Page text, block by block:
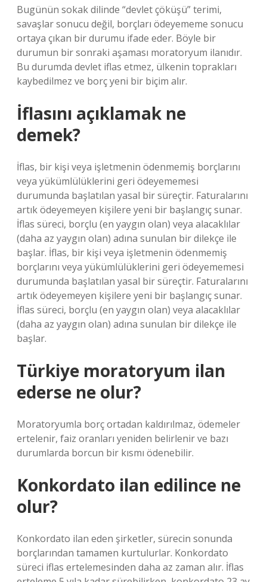
Bugünün sokak dilinde “devlet çöküşü” terimi,
savaşlar sonucu değil, borçları ödeyememe sonucu
ortaya çıkan bir durumu ifade eder. Böyle bir
durumun bir sonraki aşaması moratoryum ilanıdır.
Bu durumda devlet iflas etmez, ülkenin toprakları
kaybedilmez ve borç yeni bir biçim alır.
İflasını açıklamak ne
demek?
İflas, bir kişi veya işletmenin ödenmemiş borçlarını
veya yükümlülüklerini geri ödeyememesi
durumunda başlatılan yasal bir süreçtir. Faturalarını
artık ödeyemeyen kişilere yeni bir başlangıç ​​sunar.
İflas süreci, borçlu (en yaygın olan) veya alacaklılar
(daha az yaygın olan) adına sunulan bir dilekçe ile
başlar. İflas, bir kişi veya işletmenin ödenmemiş
borçlarını veya yükümlülüklerini geri ödeyememesi
durumunda başlatılan yasal bir süreçtir. Faturalarını
artık ödeyemeyen kişilere yeni bir başlangıç ​​sunar.
İflas süreci, borçlu (en yaygın olan) veya alacaklılar
(daha az yaygın olan) adına sunulan bir dilekçe ile
başlar.
Türkiye moratoryum ilan
ederse ne olur?
Moratoryumla borç ortadan kaldırılmaz, ödemeler
ertelenir, faiz oranları yeniden belirlenir ve bazı
durumlarda borcun bir kısmı ödenebilir.
Konkordato ilan edilince ne
olur?
Konkordato ilan eden şirketler, sürecin sonunda
borçlarından tamamen kurtulurlar. Konkordato
süreci iflas ertelemesinden daha az zaman alır. İflas